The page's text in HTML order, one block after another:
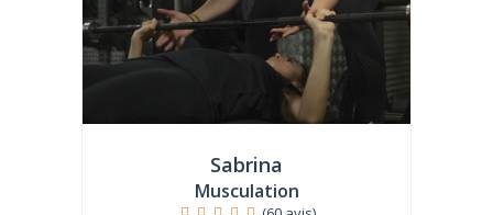
Sabrina
Musculation